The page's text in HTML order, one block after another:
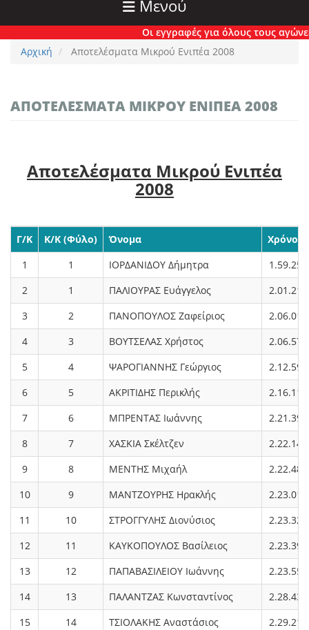
Μενού
Οι εγγραφές για όλους τους αγώνες
Αρχική
Αποτελέσματα Μικρού Ενιπέα 2008
ΑΠΟΤΕΛΈΣΜΑΤΑ ΜΙΚΡΟΎ ΕΝΙΠΈΑ 2008
Αποτελέσματα Μικρού Ενιπέα
2008
Γ/Κ Κ/Κ (Φύλο) Όνομα
Χρόνος
1
1 ΙΟΡΔΑΝΙΔΟΥ Δήμητρα
1.59.25
2
1 ΠΑΛΙΟΥΡΑΣ Ευάγγελος
2.01.21
3
2 ΠΑΝΟΠΟΥΛΟΣ Ζαφείριος
2.06.01
4
3 ΒΟΥΤΣΕΛΑΣ Χρήστος
2.06.57
5
4 ΨΑΡΟΓΙΑΝΝΗΣ Γεώργιος
2.12.59
6
5 ΑΚΡΙΤΙΔΗΣ Περικλής
2.16.11
7
6 ΜΠΡΕΝΤΑΣ Ιωάννης
2.21.39
8
7 ΧΑΣΚΙΑ Σκέλτζεν
2.22.14
9
8 ΜΕΝΤΗΣ Μιχαήλ
2.22.48
10
9 ΜΑΝΤΖΟΥΡΗΣ Ηρακλής
2.23.01
11
10 ΣΤΡΟΓΓΥΛΗΣ Διονύσιος
2.23.32
12
11 ΚΑΥΚΟΠΟΥΛΟΣ Βασίλειος
2.23.39
13
12 ΠΑΠΑΒΑΣΙΛΕΙΟΥ Ιωάννης
2.23.55
14
13 ΠΑΛΑΝΤΖΑΣ Κωνσταντίνος
2.28.43
15
14 ΤΣΙΟΛΑΚΗΣ Αναστάσιος
2.29.21